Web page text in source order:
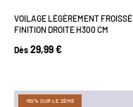
VOILAGE LÉGÈREMENT FROISSÉ
FINITION DROITE H300 CM
Dès 29,99 €
-50% SUR LE 2ÈME